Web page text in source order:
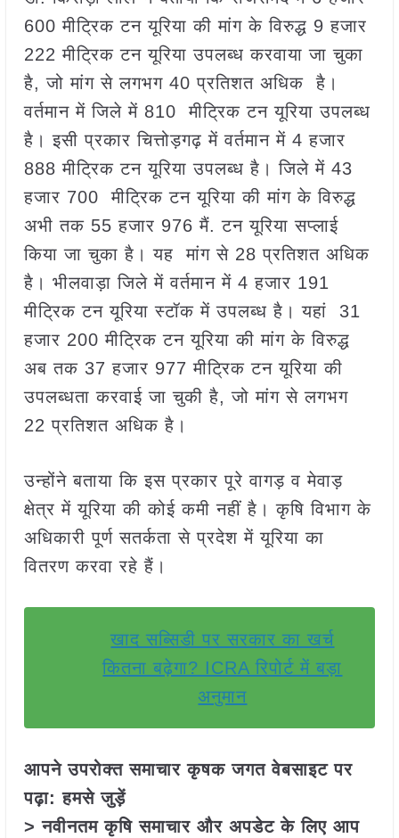
600 मीट्रिक टन यूरिया की मांग के विरुद्ध 9 हजार
222 मीट्रिक टन यूरिया उपलब्ध करवाया जा चुका
है, जो मांग से लगभग 40 प्रतिशत अधिक है।
वर्तमान में जिले में 810 मीट्रिक टन यूरिया उपलब्ध
है। इसी प्रकार चित्तोड़गढ़ में वर्तमान में 4 हजार
888 मीट्रिक टन यूरिया उपलब्ध है। जिले में 43
हजार 700 मीट्रिक टन यूरिया की मांग के विरुद्ध
अभी तक 55 हजार 976 मैं. टन यूरिया सप्लाई
किया जा चुका है। यह मांग से 28 प्रतिशत अधिक
है। भीलवाड़ा जिले में वर्तमान में 4 हजार 191
मीट्रिक टन यूरिया स्टॉक में उपलब्ध है। यहां 31
हजार 200 मीट्रिक टन यूरिया की मांग के विरुद्ध
अब तक 37 हजार 977 मीट्रिक टन यूरिया की
उपलब्धता करवाई जा चुकी है, जो मांग से लगभग
22 प्रतिशत अधिक है।
उन्होंने बताया कि इस प्रकार पूरे वागड़ व मेवाड़
क्षेत्र में यूरिया की कोई कमी नहीं है। कृषि विभाग के
अधिकारी पूर्ण सतर्कता से प्रदेश में यूरिया का
वितरण करवा रहे हैं।
खाद सब्सिडी पर सरकार का खर्च
कितना बढ़ेगा? ICRA रिपोर्ट में बड़ा
अनुमान
आपने उपरोक्त समाचार कृषक जगत वेबसाइट पर
पढ़ा: हमसे जुड़ें
> नवीनतम कृषि समाचार और अपडेट के लिए आप